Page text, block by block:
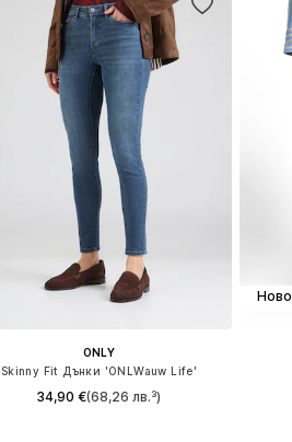
ONLY
Skinny Fit Дънки 'ONLWauw Life'
34,90 €(68,26 лв.³)
Ново